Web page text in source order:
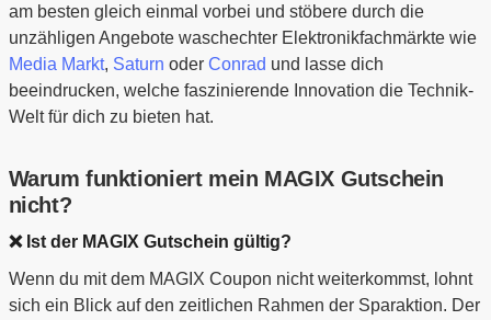
am besten gleich einmal vorbei und stöbere durch die
unzähligen Angebote waschechter Elektronikfachmärkte wie
Media Markt, Saturn oder Conrad und lasse dich
beeindrucken, welche faszinierende Innovation die Technik-
Welt für dich zu bieten hat.
Warum funktioniert mein MAGIX Gutschein
nicht?
❌ Ist der MAGIX Gutschein gültig?
Wenn du mit dem MAGIX Coupon nicht weiterkommst, lohnt
sich ein Blick auf den zeitlichen Rahmen der Sparaktion. Der